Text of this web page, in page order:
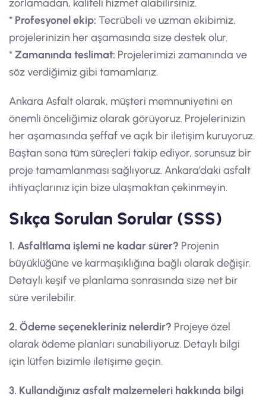
zorlamadan, kaliteli hizmet alabilirsiniz.
* Profesyonel ekip: Tecrübeli ve uzman ekibimiz,
projelerinizin her aşamasında size destek olur.
*Zamanında teslimat: Projelerimizi zamanında ve
söz verdiğimiz gibi tamamlarız.
Ankara Asfalt olarak, müşteri memnuniyetini en
önemli önceliğimiz olarak görüyoruz. Projelerinizin
her aşamasında şeffaf ve açık bir iletişim kuruyoruz.
Baştan sona tüm süreçleri takip ediyor, sorunsuz bir
proje tamamlanması sağlıyoruz. Ankara’daki asfalt
ihtiyaçlarınız için bize ulaşmaktan çekinmeyin.
Sıkça Sorulan Sorular (SSS)
1. Asfaltlama işlemi ne kadar sürer? Projenin
büyüklüğüne ve karmaşıklığına bağlı olarak değişir.
Detaylı keşif ve planlama sonrasında size net bir
süre verilebilir.
2. Ödeme seçenekleriniz nelerdir? Projeye özel
olarak ödeme planları sunabiliyoruz. Detaylı bilgi
için lütfen bizimle iletişime geçin.
3. Kullandığınız asfalt malzemeleri hakkında bilgi